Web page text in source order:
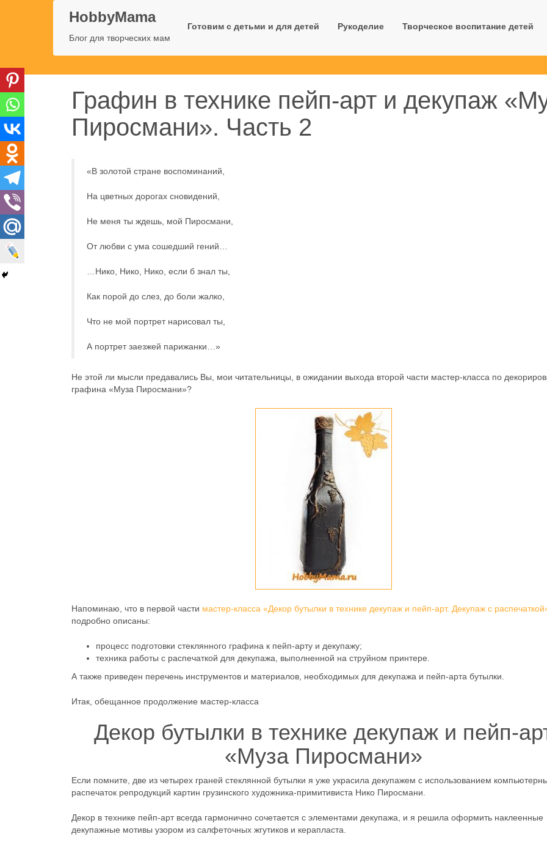
HobbyMama
Блог для творческих мам
Готовим с детьми и для детей Рукоделие Творческое воспитание детей
Графин в технике пейп-арт и декупаж
Пиросмани». Часть 2
«В золотой стране воспоминаний,
На цветных дорогах сновидений,
Не меня ты ждешь, мой Пиросмани,
От любви с ума сошедший гений…
…Нико, Нико, Нико, если б знал ты,
Как порой до слез, до боли жалко,
Что не мой портрет нарисовал ты,
А портрет заезжей парижанки…»
Не этой ли мысли предавались Вы, мои читательницы, в ожидании выхода второй части мастер-класса по
графина «Муза Пиросмани»?
Напоминаю, что в первой части мастер-класса «Декор бутылки в технике декупаж и пейп-арт. Декупаж с
подробно описаны:
процесс подготовки стеклянного графина к пейп-арту и декупажу;
техника работы с распечаткой для декупажа, выполненной на струйном принтере.
А также приведен перечень инструментов и материалов, необходимых для декупажа и пейп-арта бутылки.
Итак, обещанное продолжение мастер-класса
Декор бутылки в технике декупаж и пейп-
«Муза Пиросмани»
Если помните, две из четырех граней стеклянной бутылки я уже украсила декупажем с использованием
распечаток репродукций картин грузинского художника-примитивиста Нико Пиросмани.
Декор в технике пейп-арт всегда гармонично сочетается с элементами декупажа, и я решила оформить наклеенные
декупажные мотивы узором из салфеточных жгутиков и керапласта.